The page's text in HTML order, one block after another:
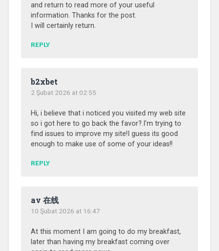
and return to read more of your useful
information. Thanks for the post.
I will certainly return.
REPLY
b2xbet
2 Şubat 2026 at 02:55
Hi, i believe that i noticed you visited my web site
so i got here to go back the favor?.I’m trying to
find issues to improve my site!I guess its good
enough to make use of some of your ideas!!
REPLY
av 在线
10 Şubat 2026 at 16:47
At this moment I am going to do my breakfast,
later than having my breakfast coming over